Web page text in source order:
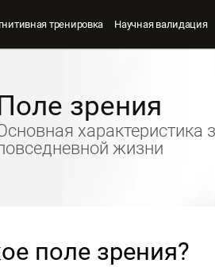
тренировка Научная валидация
зрения
характеристика
жизни
поле зрения?